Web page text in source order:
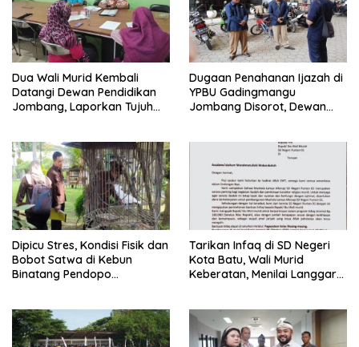
Dua Wali Murid Kembali
Datangi Dewan Pendidikan
Jombang, Laporkan Tujuh
Dugaan Penahanan Ijazah di
YPBU Gadingmangu
Jombang Disorot, Dewan
Dipicu Stres, Kondisi Fisik dan
Bobot Satwa di Kebun
Binatang Pendopo
Tarikan Infaq di SD Negeri
Kota Batu, Wali Murid
Keberatan, Menilai Langgar